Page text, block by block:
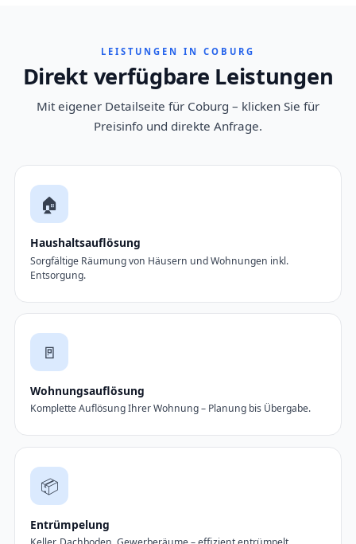
LEISTUNGEN IN COBURG
Direkt verfügbare Leistungen
Mit eigener Detailseite für Coburg – klicken Sie für
Preisinfo und direkte Anfrage.
🏠
Haushaltsauflösung
Sorgfältige Räumung von Häusern und Wohnungen inkl.
Entsorgung.
🚪
Wohnungsauflösung
Komplette Auflösung Ihrer Wohnung – Planung bis Übergabe.
📦
Entrümpelung